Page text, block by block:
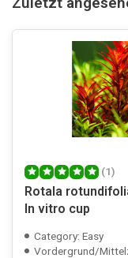
(1)
Rotala
In vitro cup
Category: Easy
Vordergrund/